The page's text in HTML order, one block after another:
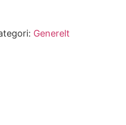
Generelt